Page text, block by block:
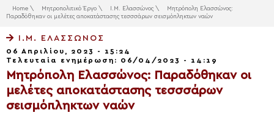
Home \ Μητροπολιτικό Έργο \ Ι.Μ. Ελασσώνος \
Μητρόπολη Ελασσώνος:
Παραδόθηκαν οι μελέτες αποκατάστασης τεσσσάρων σεισμόπληκτων ναών
Ι.Μ. ΕΛΑΣΣΏΝΟΣ
06 Απριλίου, 2023 - 15:24
Τελευταία ενημέρωση: 06/04/2023 - 14:19
Μητρόπολη Ελασσώνος: Παραδόθηκαν οι
μελέτες αποκατάστασης τεσσσάρων
σεισμόπληκτων ναών